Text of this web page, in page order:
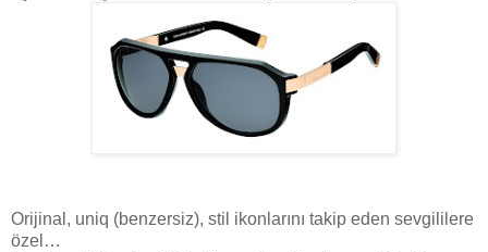
Orijinal, uniq (benzersiz), stil ikonlarını takip eden sevgililere
özel…